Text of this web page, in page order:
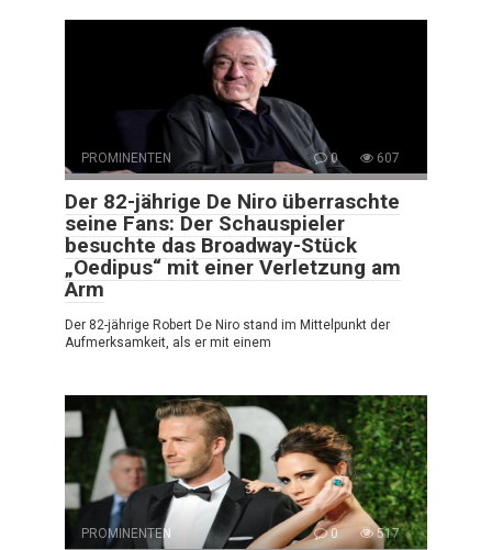
PROMINENTEN 0 607
Der 82-jährige De Niro überraschte
seine Fans: Der Schauspieler
besuchte das Broadway-Stück
„Oedipus“ mit einer Verletzung am
Arm
Der 82-jährige Robert De Niro stand im Mittelpunkt der
Aufmerksamkeit, als er mit einem
PROMINENTEN 0 517